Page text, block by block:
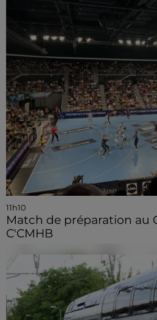
11h10
Match de préparation au
C'CMHB